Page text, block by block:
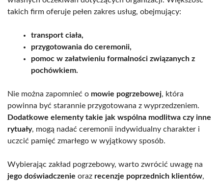
takich firm oferuje pełen zakres usług, obejmujący:
transport ciała,
przygotowania do ceremonii,
pomoc w załatwieniu formalności związanych z
pochówkiem.
Nie można zapomnieć o mowie pogrzebowej, która
powinna być starannie przygotowana z wyprzedzeniem.
Dodatkowe elementy takie jak wspólna modlitwa czy inne
rytuały, mogą nadać ceremonii indywidualny charakter i
uczcić pamięć zmarłego w wyjątkowy sposób.
Wybierając zakład pogrzebowy, warto zwrócić uwagę na
jego doświadczenie oraz recenzje poprzednich klientów,